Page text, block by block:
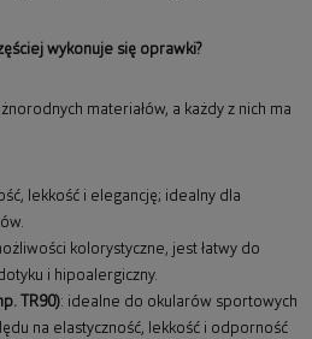
wykonuje się oprawki?
materiałów, a każdy z nich ma
lekkość i elegancję; idealny dla
kolorystyczne, jest łatwy do
i hipoalergiczny.
TR90): idealne do okularów sportowych
na elastyczność, lekkość i odporność